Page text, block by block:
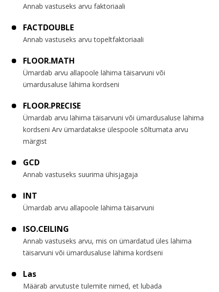
Annab vastuseks arvu faktoriaali
FACTDOUBLE
Annab vastuseks arvu topeltfaktoriaali
FLOOR.MATH
Ümardab arvu allapoole lähima täisarvuni või
ümardusaluse lähima kordseni
FLOOR.PRECISE
Ümardab arvu lähima täisarvuni või ümardusaluse lähima
kordseni Arv ümardatakse ülespoole sõltumata arvu
märgist
GCD
Annab vastuseks suurima ühisjagaja
INT
Ümardab arvu allapoole lähima täisarvuni
ISO.CEILING
Annab vastuseks arvu, mis on ümardatud üles lähima
täisarvuni või ümardusaluse lähima kordseni
Las
Määrab arvutuste tulemite nimed, et lubada